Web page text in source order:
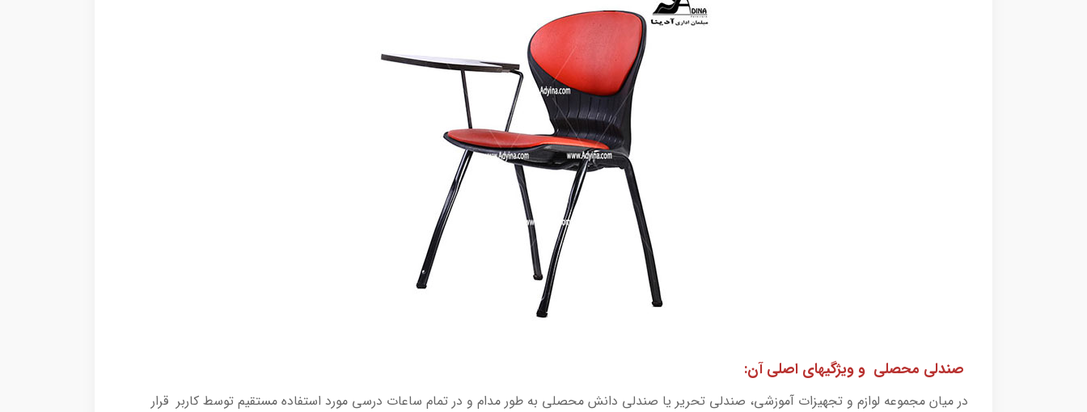
صندلی محصلی و ویژگیهای اصلی آن:
در میان مجموعه لوازم و تجهیزات آموزشی، صندلی تحریر یا صندلی دانش محصلی به طور مدام و در تمام ساعات درسی مورد استفاده مستقیم توسط کاربر قرار